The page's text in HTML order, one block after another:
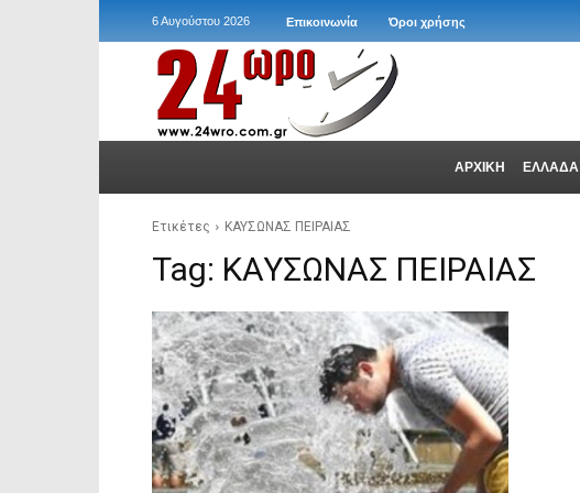
6 Αυγούστου 2026 Επικοινωνία Όροι χρήσης
ΑΡΧΙΚΗ ΕΛΛΑΔΑ
Ετικέτες ΚΑΥΣΩΝΑΣ ΠΕΙΡΑΙΑΣ
Tag: ΚΑΥΣΩΝΑΣ ΠΕΙΡΑΙΑΣ